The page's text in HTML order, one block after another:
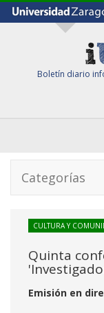
Boletín diario
Categorías
CULTURA Y
Quinta
Emisión en